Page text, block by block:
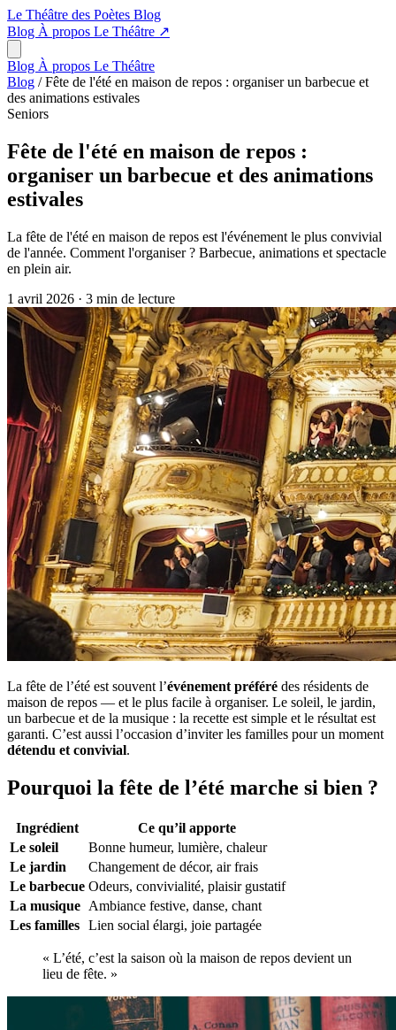
Le Théâtre des Poètes Blog
Blog À propos Le Théâtre ↗
Blog À propos Le Théâtre
Blog / Fête de l'été en maison de repos : organiser un barbecue et
des animations estivales
Seniors
Fête de l'été en maison de repos :
organiser un barbecue et des animations
estivales
La fête de l'été en maison de repos est l'événement le plus convivial
de l'année. Comment l'organiser ? Barbecue, animations et spectacle
en plein air.
1 avril 2026 · 3 min de lecture
La fête de l’été est souvent l’événement préféré des résidents de
maison de repos — et le plus facile à organiser. Le soleil, le jardin,
un barbecue et de la musique : la recette est simple et le résultat est
garanti. C’est aussi l’occasion d’inviter les familles pour un moment
détendu et convivial.
Pourquoi la fête de l’été marche si bien ?
Ingrédient
Ce qu’il apporte
Le soleil
Bonne humeur, lumière, chaleur
Le jardin
Changement de décor, air frais
Le barbecue Odeurs, convivialité, plaisir gustatif
La musique Ambiance festive, danse, chant
Les familles Lien social élargi, joie partagée
« L’été, c’est la saison où la maison de repos devient un
lieu de fête. »